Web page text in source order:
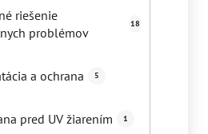
vrások
ochrany pred UV
záp 1
riešenie
problémov
18
a ochrana 5
pred UV žiarením 1